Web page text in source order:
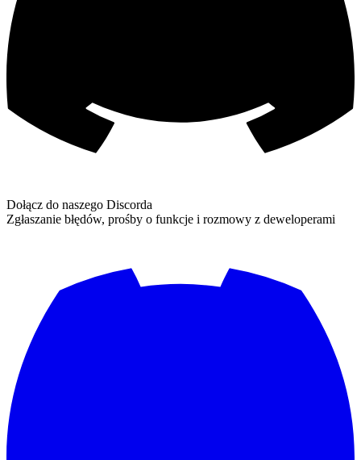
Dołącz do naszego Discorda
Zgłaszanie błędów, prośby o funkcje i rozmowy z deweloperami